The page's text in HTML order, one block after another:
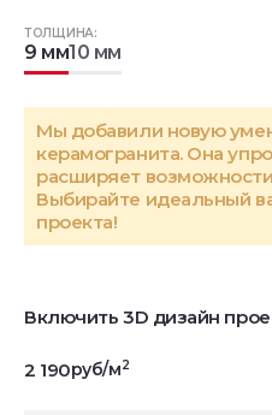
ТОЛЩИНА:
9 мм10 мм
Мы добавили новую
керамогранита. Она
расширяет
Выбирайте идеальный
проекта!
Включить 3D дизайн
2 190руб/м2